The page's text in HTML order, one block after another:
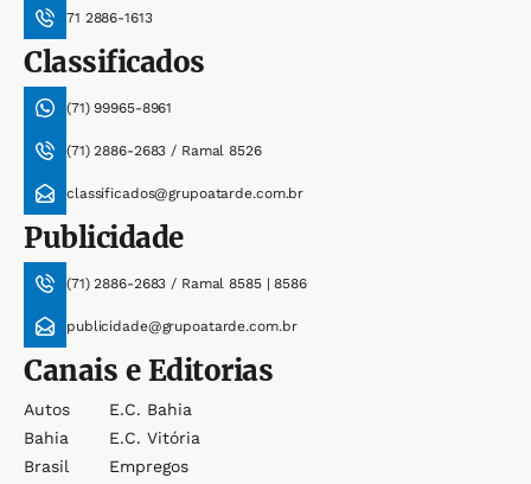
71 2886-1613
Classificados
(71) 99965-8961
(71) 2886-2683 / Ramal 8526
classificados@grupoatarde.com.br
Publicidade
(71) 2886-2683 / Ramal 8585 | 8586
publicidade@grupoatarde.com.br
Canais e Editorias
Autos
Bahia
Brasil
E.c. Bahia
E.c. Vitória
Empregos